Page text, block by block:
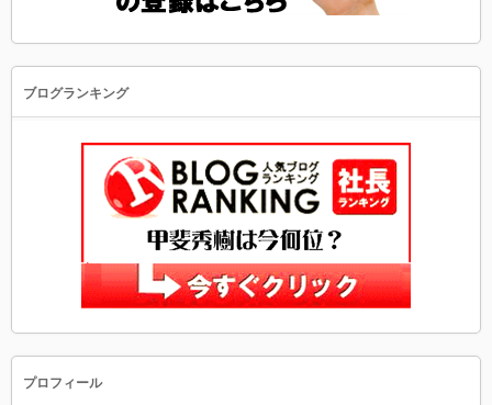
ブログランキング
プロフィール